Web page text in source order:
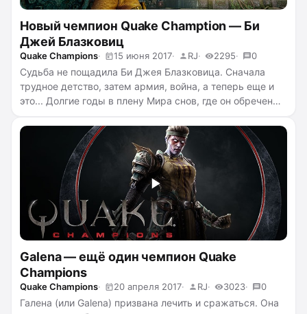
Новый чемпион Quake Chamption — Би
Джей Блазковиц
Quake Champions 15 июня 2017 RJ 2295 0
Судьба не пощадила Би Джея Блазковица. Сначала
трудное детство, затем армия, война, а теперь еще и
это... Долгие годы в плену Мира снов, где он обречен
раз Билли угодил в передрягу, но в Quake Champions он
сможет использовать все свои навыки и по-
настоящему испытать собственные силы
читать
полностью →
Galena — ещё один чемпион Quake
Champions
Quake Champions 20 апреля 2017 RJ 3023 0
Галена (или Galena) призвана лечить и сражаться. Она